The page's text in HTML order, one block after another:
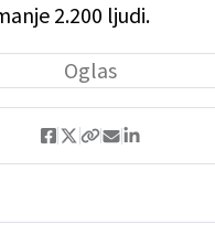
2.200 ljudi.